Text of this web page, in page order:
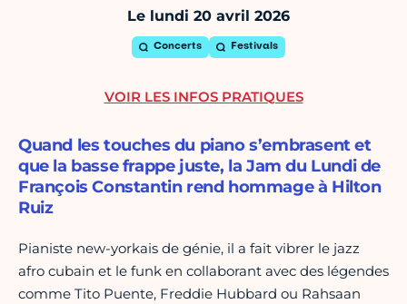
Le lundi 20 avril 2026
Concerts Festivals
Quand les touches du piano s’embrasent et
que la basse frappe juste, la Jam du Lundi de
François Constantin rend hommage à Hilton
Ruiz
Pianiste new-yorkais de génie, il a fait vibrer le jazz
afro cubain et le funk en collaborant avec des légendes
comme Tito Puente, Freddie Hubbard ou Rahsaan
VOIR LES INFOS PRATIQUES